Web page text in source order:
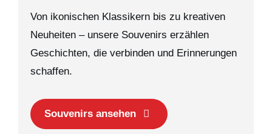
Von ikonischen Klassikern bis zu kreativen
Neuheiten – unsere Souvenirs erzählen
Geschichten, die verbinden und Erinnerungen
schaffen.
Souvenirs ansehen